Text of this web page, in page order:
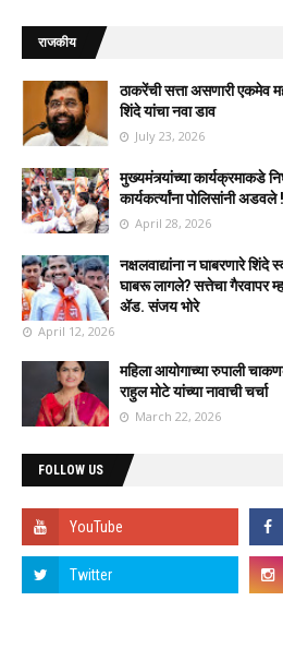
राजकीय
ठाकरेंची सत्ता असणारी एकमेव
शिंदे यांचा नवा डाव
July 23, 2026
मुख्यमंत्र्यांच्या कार्यक्रमाकडे
कार्यकर्त्यांना पोलिसांनी अडवले !
April 28, 2026
नक्षलवाद्यांना न घाबरणारे शिंदे
घाबरू लागले? सत्तेचा गैरवापर
ॲड. संजय भोरे
April 12, 2026
महिला आयोगाच्या रुपाली
राहुल मोटे यांच्या नावाची चर्चा
March 22, 2026
FOLLOW US